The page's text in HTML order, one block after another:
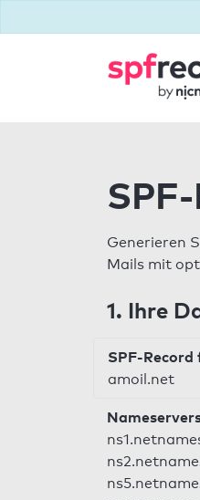
Generieren
Mails mit
1. Ihre
SPF-Record
amoil.net